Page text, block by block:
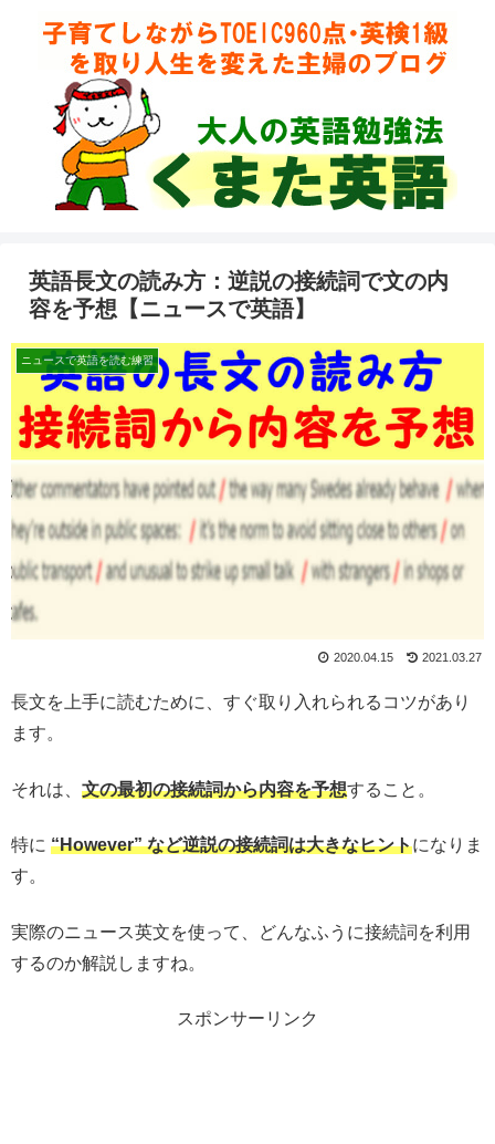
英語長文の読み方：逆説の接続詞で文の内
容を予想【ニュースで英語】
ニュースで英語を読む練習
2020.04.15 2021.03.27
長文を上手に読むために、すぐ取り入れられるコツがあり
ます。
それは、 文の最初の接続詞から内容を予想すること。
特に “However” など逆説の接続詞は大きなヒントになりま
す。
実際のニュース英文を使って、どんなふうに接続詞を利用
するのか解説しますね。
スポンサーリンク